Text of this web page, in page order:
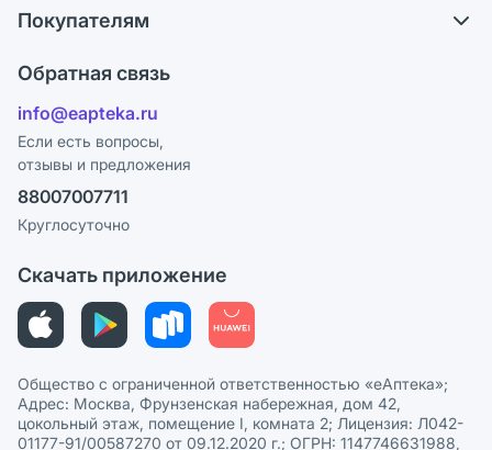
Ответы на вопросы
Блог
Карьера
Поставщики
Лицензия
Реклама на сайте
Ваши товары на ЕАПТЕКЕ
Покупателям
Программа СберСпасибо
Политика конфиденциальности
Пользовательское соглашение
Политика рекомендаций
Этика и соответствие
Политика в отношении обработки персональных данных
Обратная связь
info@eapteka.ru
Если есть вопросы,
отзывы и предложения
88007007711
Круглосуточно
Скачать приложение
Общество с ограниченной ответственностью «еАптека»;
Адрес: Москва, Фрунзенская набережная, дом 42,
цокольный этаж, помещение I, комната 2; Лицензия: Л042-
01177-91/00587270 от 09.12.2020 г.; ОГРН: 1147746631988,